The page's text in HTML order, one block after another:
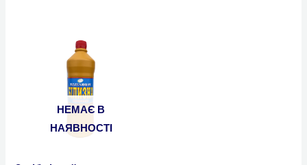
НЕМАЄ В
НАЯВНОСТІ